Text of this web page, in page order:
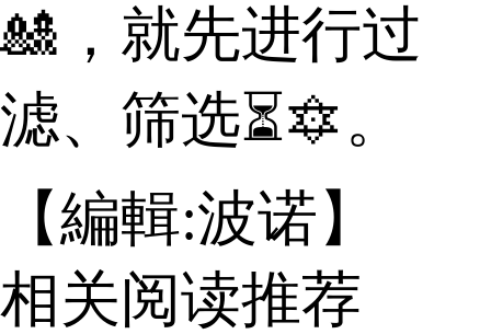
🎎，就先进行过
滤、筛选⏳🔯。
【編輯:波诺】
相关阅读推荐